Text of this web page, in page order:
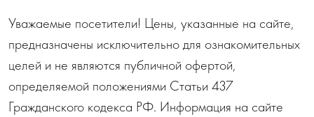
Уважаемые посетители! Цены, указанные на сайте,
предназначены исключительно для ознакомительных
целей и не являются публичной офертой,
определяемой положениями Статьи 437
Гражданского кодекса РФ. Информация на сайте